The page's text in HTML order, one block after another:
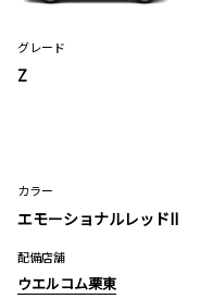
グレード
Z
カラー
エモーショナルレッドII
配備店舗
ウエルコム栗東